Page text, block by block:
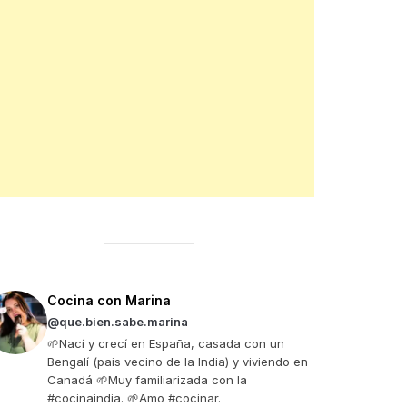
Cocina con Marina
@que.bien.sabe.marina
🌱Nací y crecí en España, casada con un
Bengalí (pais vecino de la India) y viviendo en
Canadá 🌱Muy familiarizada con la
#cocinaindia. 🌱Amo #cocinar.